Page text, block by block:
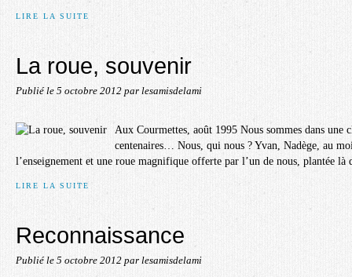
LIRE LA SUITE
La roue, souvenir
Publié le 5 octobre 2012 par lesamisdelami
Aux Courmettes, août 1995 Nous sommes dans une
centenaires… Nous, qui nous ? Yvan, Nadège, au
l’enseignement et une roue magnifique offerte par l’un de nous, plantée là
LIRE LA SUITE
Reconnaissance
Publié le 5 octobre 2012 par lesamisdelami